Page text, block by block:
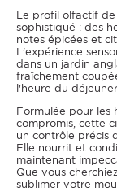
Le profil olfactif
sophistiqué : des
notes épicées et
L'expérience
dans un jardin
fraîchement
l'heure du
Formulée pour les
compromis, cette
un contrôle précis
Elle nourrit et
maintenant
Que vous
sublimer votre